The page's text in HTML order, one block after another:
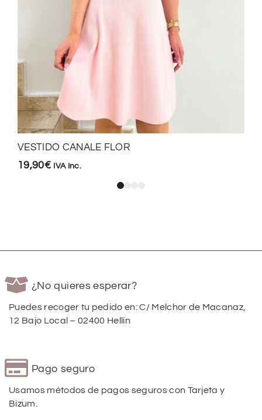
VESTIDO CANALE FLOR
19,90€ IVA Inc.
¿No quieres esperar?
Puedes recoger tu pedido en: C/ Melchor de Macanaz,
12 Bajo Local – 02400 Hellín
Pago seguro
Usamos métodos de pagos seguros con Tarjeta y
Bizum.